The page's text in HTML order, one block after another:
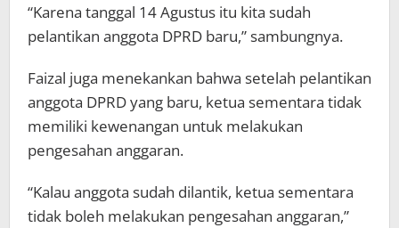
“Karena tanggal 14 Agustus itu kita sudah
pelantikan anggota DPRD baru,” sambungnya.
Faizal juga menekankan bahwa setelah pelantikan
anggota DPRD yang baru, ketua sementara tidak
memiliki kewenangan untuk melakukan
pengesahan anggaran.
“Kalau anggota sudah dilantik, ketua sementara
tidak boleh melakukan pengesahan anggaran,”